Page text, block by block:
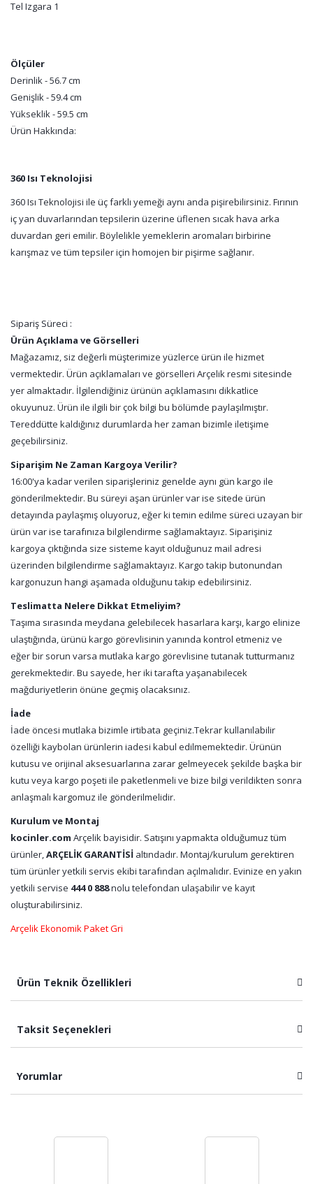
Tel Izgara 1
Ölçüler
Derinlik - 56.7 cm
Genişlik - 59.4 cm
Yükseklik - 59.5 cm
Ürün Hakkında:
360 Isı Teknolojisi
360 Isı Teknolojisi ile üç farklı yemeği aynı anda pişirebilirsiniz. Fırının
iç yan duvarlarından tepsilerin üzerine üflenen sıcak hava arka
duvardan geri emilir. Böylelikle yemeklerin aromaları birbirine
karışmaz ve tüm tepsiler için homojen bir pişirme sağlanır.
Sipariş Süreci :
Ürün Açıklama ve Görselleri
Mağazamız, siz değerli müşterimize yüzlerce ürün ile hizmet
vermektedir. Ürün açıklamaları ve görselleri Arçelik resmi sitesinde
yer almaktadır. İlgilendiğiniz ürünün açıklamasını dikkatlice
okuyunuz. Ürün ile ilgili bir çok bilgi bu bölümde paylaşılmıştır.
Tereddütte kaldığınız durumlarda her zaman bizimle iletişime
geçebilirsiniz.
Siparişim Ne Zaman Kargoya Verilir?
16:00'ya kadar verilen siparişleriniz genelde aynı gün kargo ile
gönderilmektedir. Bu süreyi aşan ürünler var ise sitede ürün
detayında paylaşmış oluyoruz, eğer ki temin edilme süreci uzayan bir
ürün var ise tarafınıza bilgilendirme sağlamaktayız. Siparişiniz
kargoya çıktığında size sisteme kayıt olduğunuz mail adresi
üzerinden bilgilendirme sağlamaktayız. Kargo takip butonundan
kargonuzun hangi aşamada olduğunu takip edebilirsiniz.
Teslimatta Nelere Dikkat Etmeliyim?
Taşıma sırasında meydana gelebilecek hasarlara karşı, kargo elinize
ulaştığında, ürünü kargo görevlisinin yanında kontrol etmeniz ve
eğer bir sorun varsa mutlaka kargo görevlisine tutanak tutturmanız
gerekmektedir. Bu sayede, her iki tarafta yaşanabilecek
mağduriyetlerin önüne geçmiş olacaksınız.
İade
İade öncesi mutlaka bizimle irtibata geçiniz.Tekrar kullanılabilir
özelliği kaybolan ürünlerin iadesi kabul edilmemektedir. Ürünün
kutusu ve orijinal aksesuarlarına zarar gelmeyecek şekilde başka bir
kutu veya kargo poşeti ile paketlenmeli ve bize bilgi verildikten sonra
anlaşmalı kargomuz ile gönderilmelidir.
Kurulum ve Montaj
kocinler.com Arçelik bayisidir. Satışını yapmakta olduğumuz tüm
ürünler,ARÇELİK GARANTİSİ altındadır. Montaj/kurulum gerektiren
tüm ürünler yetkili servis ekibi tarafından açılmalıdır. Evinize en yakın
yetkili servise 444 0 888nolu telefondan ulaşabilir ve kayıt
oluşturabilirsiniz.
Arçelik Ekonomik Paket Gri
Ürün Teknik Özellikleri
Taksit Seçenekleri
Yorumlar